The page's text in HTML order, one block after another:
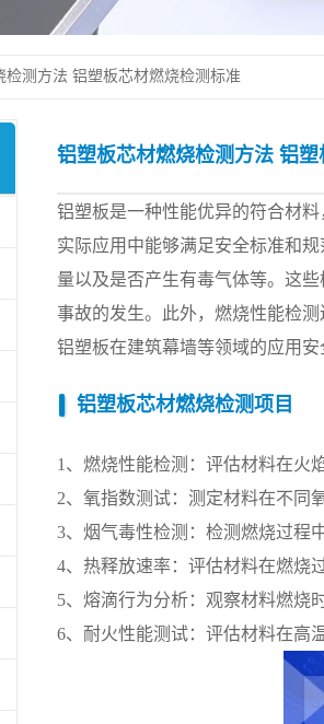
检测方法 铝塑板芯材燃烧检测标准
铝塑板芯材燃烧检测方法 铝
铝塑板是一种性能优异的符合材
实际应用中能够满足安全标准和
量以及是否产生有毒气体等。这
事故的发生。此外，燃烧性能检
铝塑板在建筑幕墙等领域的应用安
铝塑板芯材燃烧检测项目
1、燃烧性能检测：评估材料在火
2、氧指数测试：测定材料在不同
3、烟气毒性检测：检测燃烧过程
4、热释放速率：评估材料在燃烧
5、熔滴行为分析：观察材料燃烧
6、耐火性能测试：评估材料在高